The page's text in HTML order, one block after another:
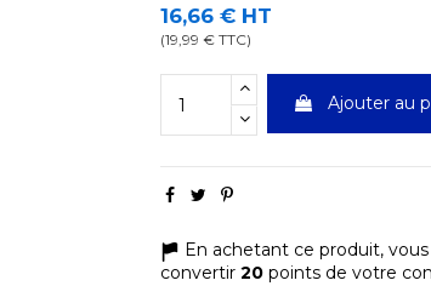
16,66 € HT
(19,99 € TTC)
Ajouter au
En achetant ce produit,
convertir 20 points de votre